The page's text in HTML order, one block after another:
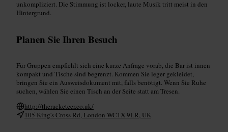
unkompliziert. Die Stimmung ist locker, laute Musik tritt meist in den
Hintergrund.
Planen Sie Ihren Besuch
Für Gruppen empfiehlt sich eine kurze Anfrage vorab, die Bar ist innen
kompakt und Tische sind begrenzt. Kommen Sie leger gekleidet,
bringen Sie ein Ausweisdokument mit, falls benötigt. Wenn Sie Ruhe
suchen, wählen Sie einen Tisch an der Seite statt am Tresen.
http://theracketeer.co.uk/
105 King's Cross Rd, London WC1X 9LR, UK